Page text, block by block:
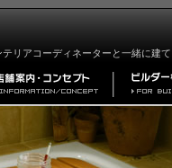
テリアコーディネーターと一緒に建